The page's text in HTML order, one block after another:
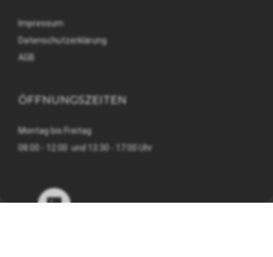
Impressum
Datenschutzerklärung
AGB
ÖFFNUNGSZEITEN
Montag bis Freitag
08:00 - 12:00 und 13:30 - 17:00 Uhr